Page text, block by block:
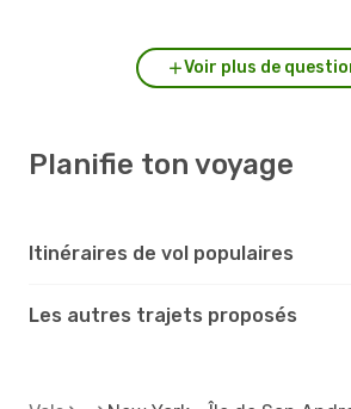
Voir plus de
Planifie ton voyage
Itinéraires de vol populaires
Les autres trajets proposés